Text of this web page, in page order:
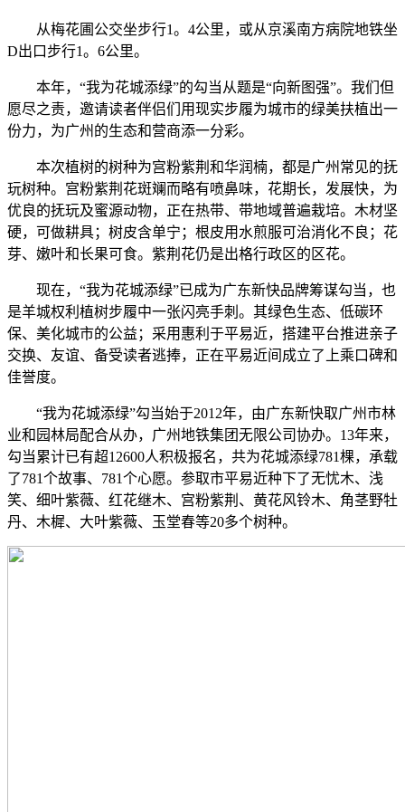
从梅花圃公交坐步行1。4公里，或从京溪南方病院地铁坐
D出口步行1。6公里。
本年，“我为花城添绿”的勾当从题是“向新图强”。我们但
愿尽之责，邀请读者伴侣们用现实步履为城市的绿美扶植出一
份力，为广州的生态和营商添一分彩。
本次植树的树种为宫粉紫荆和华润楠，都是广州常见的抚
玩树种。宫粉紫荆花斑斓而略有喷鼻味，花期长，发展快，为
优良的抚玩及蜜源动物，正在热带、带地域普遍栽培。木材坚
硬，可做耕具；树皮含单宁；根皮用水煎服可治消化不良；花
芽、嫩叶和长果可食。紫荆花仍是出格行政区的区花。
现在，“我为花城添绿”已成为广东新快品牌筹谋勾当，也
是羊城权利植树步履中一张闪亮手刺。其绿色生态、低碳环
保、美化城市的公益；采用惠利于平易近，搭建平台推进亲子
交换、友谊、备受读者逃捧，正在平易近间成立了上乘口碑和
佳誉度。
“我为花城添绿”勾当始于2012年，由广东新快取广州市林
业和园林局配合从办，广州地铁集团无限公司协办。13年来，
勾当累计已有超12600人积极报名，共为花城添绿781棵，承载
了781个故事、781个心愿。参取市平易近种下了无忧木、浅
笑、细叶紫薇、红花继木、宫粉紫荆、黄花风铃木、角茎野牡
丹、木樨、大叶紫薇、玉堂春等20多个树种。